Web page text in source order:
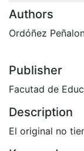
Authors
Ordóñez
Publisher
Facutad de
Description
El original no